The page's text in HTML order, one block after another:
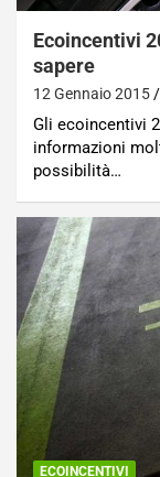
Ecoincentivi
sapere
12 Gennaio 2015
Gli ecoincentivi
informazioni
possibilità…
ECOINCENTIVI